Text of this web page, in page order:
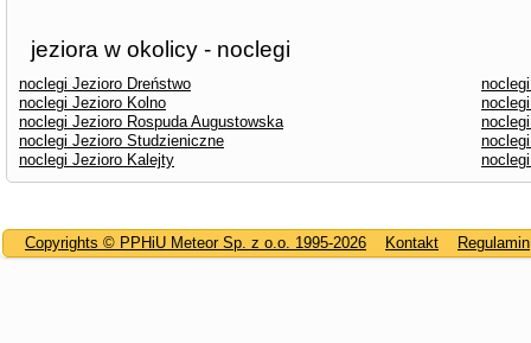
jeziora w okolicy - noclegi
noclegi Jezioro Dreństwo
noclegi Jezioro Kolno
noclegi Jezioro Rospuda Augustowska
noclegi Jezioro Studzieniczne
noclegi Jezioro Kalejty
Copyrights © PPHiU Meteor Sp. z o.o. 1995-2026 Kontakt Regulamin